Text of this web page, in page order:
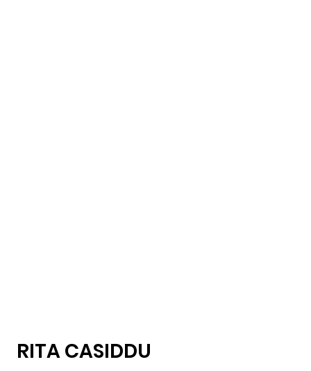
RITA CASIDDU